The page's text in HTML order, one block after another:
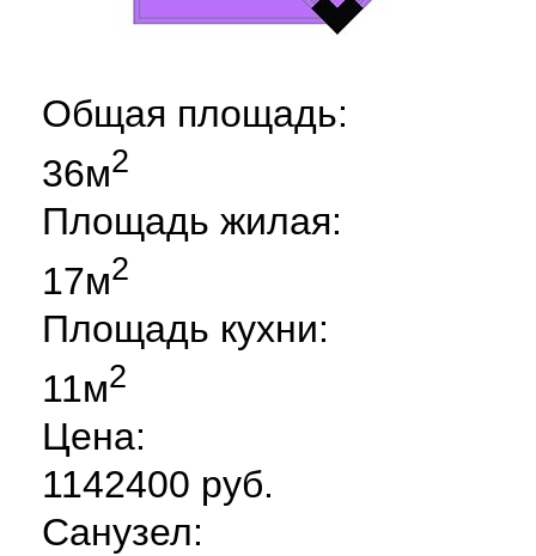
Общая площадь:
36м2
Площадь жилая:
17м2
Площадь кухни:
11м2
Цена:
1142400 руб.
Санузел: